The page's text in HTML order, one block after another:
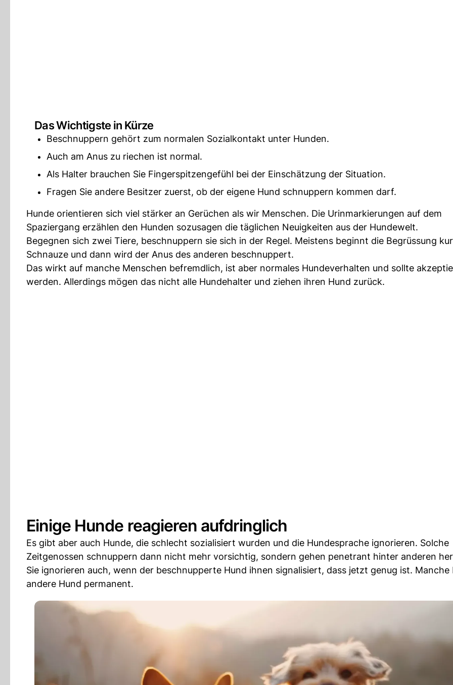
Das Wichtigste in Kürze
Beschnuppern gehört zum normalen Sozialkontakt unter Hunden.
Auch am Anus zu riechen ist normal.
Als Halter brauchen Sie Fingerspitzengefühl bei der Einschätzung der Situation.
Fragen Sie andere Besitzer zuerst, ob der eigene Hund schnuppern kommen darf.
Hunde orientieren sich viel stärker an Gerüchen als wir Menschen. Die Urinmarkierungen auf dem
Spaziergang erzählen den Hunden sozusagen die täglichen Neuigkeiten aus der Hundewelt.
Begegnen sich zwei Tiere, beschnuppern sie sich in der Regel. Meistens beginnt die Begrüssung
Schnauze und dann wird der Anus des anderen beschnuppert.
Das wirkt auf manche Menschen befremdlich, ist aber normales Hundeverhalten und sollte
werden. Allerdings mögen das nicht alle Hundehalter und ziehen ihren Hund zurück.
Einige Hunde reagieren aufdringlich
Es gibt aber auch Hunde, die schlecht sozialisiert wurden und die Hundesprache ignorieren. Solche
Zeitgenossen schnuppern dann nicht mehr vorsichtig, sondern gehen penetrant hinter anderen
Sie ignorieren auch, wenn der beschnupperte Hund ihnen signalisiert, dass jetzt genug ist. Manche
andere Hund permanent.